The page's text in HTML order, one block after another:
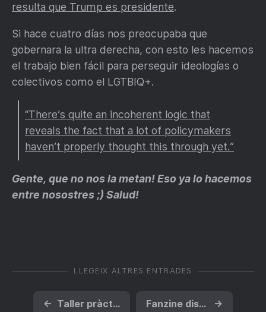
resulta que Trump es presidente.
Si hace cuatro días nos preocupaba que
gobernara la ultra derecha, con esto les hacemos
el trabajo bien fácil para perseguir ideologías o
colectivos como el LGTBIQ+.
“There’s quite an incoherent logic that
reveals the fact that a lot of policymakers
haven’t properly thought this through yet.”
Gente, que no nos la metan! Eso ya lo hacemos
entre nosostres ;) Salud!
LLEGEIX ALTRES ENTRADES
← Taller pràctic de mòbils a la Revoltosa Fanzine disponible online!! →